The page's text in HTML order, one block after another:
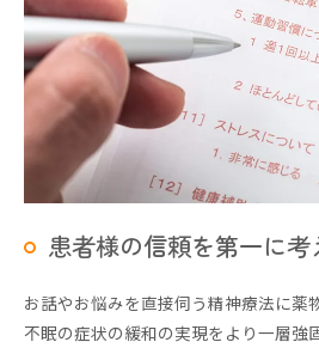
患者様の信頼を第一に
お話やお悩みを直接伺う精神療法に薬
不眠の症状の緩和の実現をより一層強